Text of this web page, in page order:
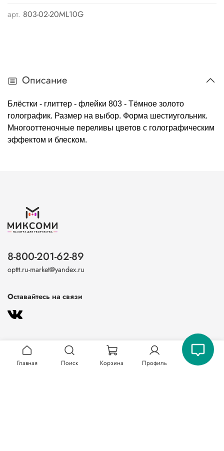
арт. 803-02-20ML10G
Описание
Блёстки - глиттер - флейки 803 - Тёмное золото
голографик. Размер на выбор. Форма шестиугольник.
Многооттеночные переливы цветов с голографическим
эффектом и блеском.
8-800-201-62-89
opttt.ru-market@yandex.ru
Оставайтесь на связи
Главная Поиск Корзина Профиль